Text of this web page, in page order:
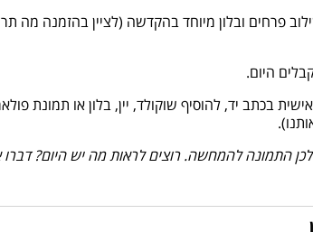
פרחים ובלון מיוחד בהקדשה (לציין בהזמנה מה
היום.
בכתב יד, להוסיף שוקולד, יין, בלון או תמונת
התמונה להמחשה. רוצים לראות מה יש היום? דברו